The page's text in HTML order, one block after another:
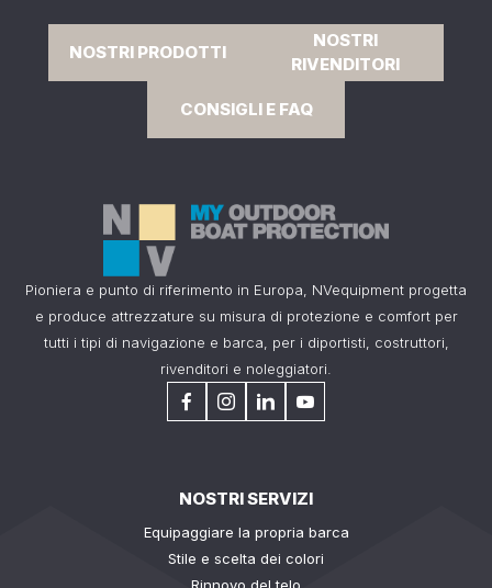
NOSTRI PRODOTTI
NOSTRI
RIVENDITORI
CONSIGLI E FAQ
Pioniera e punto di riferimento in Europa, NVequipment progetta
e produce attrezzature su misura di protezione e comfort per
tutti i tipi di navigazione e barca, per i diportisti, costruttori,
rivenditori e noleggiatori.
NOSTRI SERVIZI
Equipaggiare la propria barca
Stile e scelta dei colori